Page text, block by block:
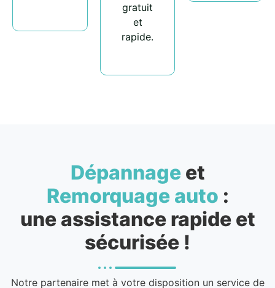
gratuit
et
rapide.
Dépannageet
Remorquage auto :
une assistance rapide et
sécurisée !
Notre partenaire met à votre disposition un service de